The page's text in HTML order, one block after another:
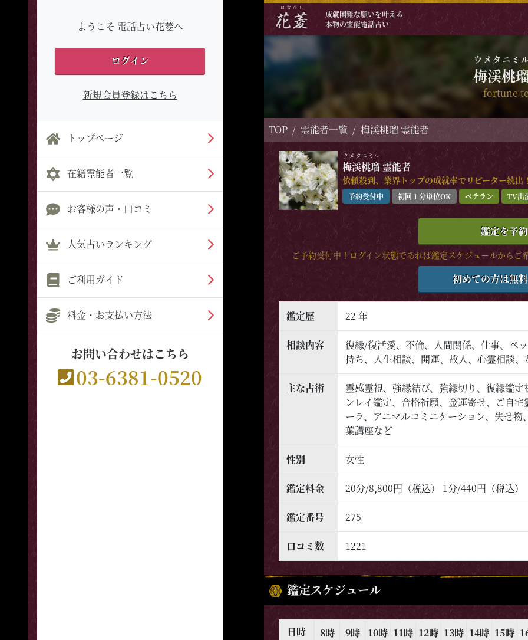
ようこそ 電話占い花菱へ
ログイン
新規会員登録はこちら
トップページ
在籍霊能者一覧
お客様の声・口コミ
人気占いランキング
ご利用ガイド
料金・お支払い方法
お問い合わせはこちら
03-6381-0520
成就困難な願いを叶える
本物の霊能電話占い
梅渓桃
ウメタニミ
fortune
TOP 霊能者一覧 梅渓桃瑠 霊能者
梅渓桃瑠
ウメタニミル
霊能者
依頼殺到、業界トップの成就率でリピーター続
予約受付中 初回１分単位OK ベテラン TV出
鑑定を予
ご予約受付中！ログイン状態であれば鑑定スケジュールから
初めての方は無
鑑定歴 22 年
相談内容
復縁/復活愛、不倫、人間関係、仕事、ペ
持ち、人生相談、開運、故人、心霊相談、
主な占術
霊感霊視、強縁結び、強縁切り、復縁鑑
ンレイ鑑定、合格祈願、金運寄せ、ご自
ーラ、アニマルコミニケーション、失せ
葉講座など
性別 女性
鑑定料金 20分/8,800円（税込） 1分/440円（税込）
鑑定番号 275
口コミ数 1221
鑑定スケジュール
日時
8時 9時 10時 11時 12時 13時 14時 15時